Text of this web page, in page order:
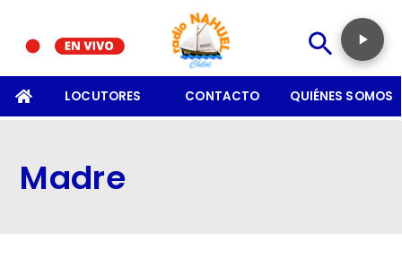
LOCUTORES CONTACTO QUIÉNES SOMOS
Madre